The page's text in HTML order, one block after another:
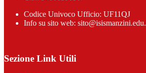
Codice Univoco Ufficio: UF11QJ
Info su sito web:
Sezione Link Utili